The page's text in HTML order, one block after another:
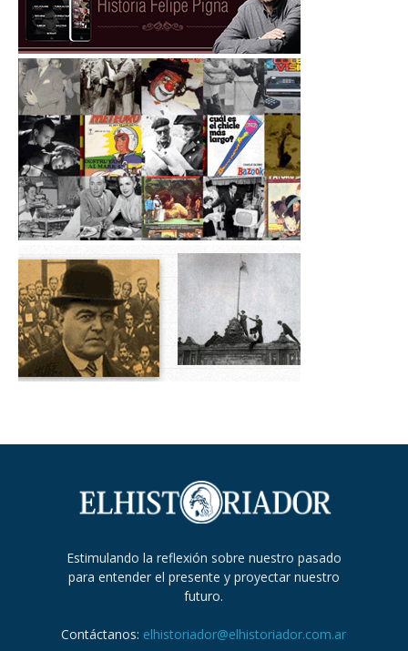
Estimulando la reflexión sobre nuestro pasado
para entender el presente y proyectar nuestro
futuro.
Contáctanos: elhistoriador@elhistoriador.com.ar